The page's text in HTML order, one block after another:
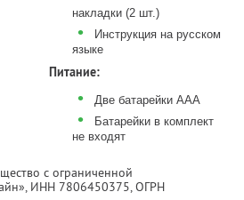
накладки (2 шт.)
•
Инструкция на русском
языке
Питание:
• Две батарейки ААА
•
Батарейки в комплект
не входят
с ограниченной
ИНН 7806450375, ОГРН